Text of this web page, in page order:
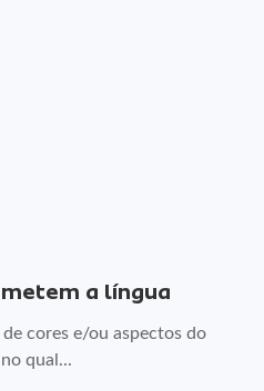
a língua
cores e/ou aspectos do
qual...